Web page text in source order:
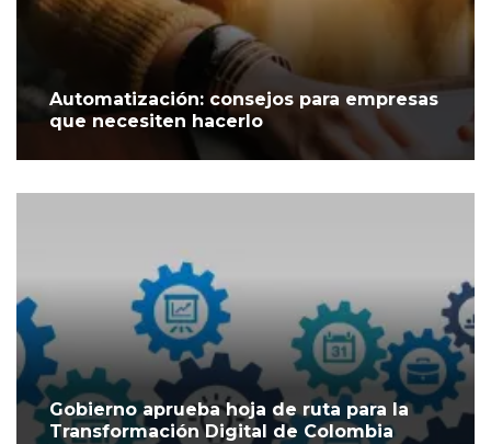
Automatización: consejos para empresas
que necesiten hacerlo
Gobierno aprueba hoja de ruta para la
Transformación Digital de Colombia